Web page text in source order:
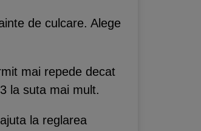
de culcare. Alege
mai repede decat
la suta mai mult.
la reglarea